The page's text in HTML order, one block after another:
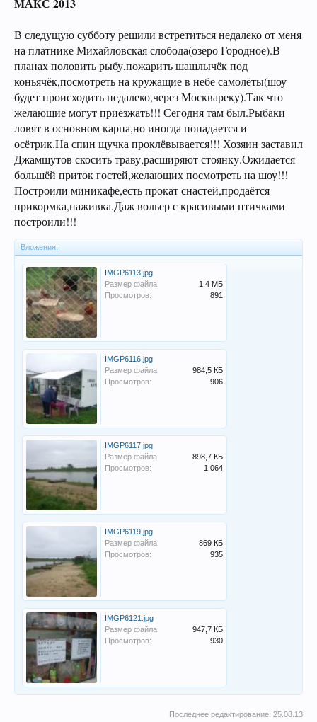
В следущую субботу решили встретиться недалеко от меня
на платнике Михайловская слобода(озеро Городное).В
планах половить рыбу,пожарить шашлычёк под
коньячёк,посмотреть на кружащие в небе самолёты(шоу
будет происходить недалеко,через Москвареку).Так что
желающие могут приезжать!!! Сегодня там был.Рыбаки
ловят в основном карпа,но иногда попадается и
осётрик.На спин щучка проклёвывается!!! Хозяин заставил
Джамшутов скосить траву,расширяют стоянку.Ожидается
большёй приток гостей,желающих посмотреть на шоу!!!
Построили миникафе,есть прокат снастей,продаётся
прикормка,наживка.Даж вольер с красивыми птичками
построили!!!
Вложения:
IMGP6113.jpg
Размер файла:
1,4 МБ
Просмотров:
891
IMGP6116.jpg
Размер файла:
984,5 КБ
Просмотров:
906
IMGP6117.jpg
Размер файла:
898,7 КБ
Просмотров:
1.064
IMGP6119.jpg
Размер файла:
869 КБ
Просмотров:
935
IMGP6121.jpg
Размер файла:
947,7 КБ
Просмотров:
930
Последнее редактирование: 25.08.13